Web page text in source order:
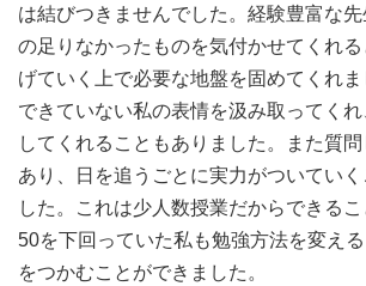
は結びつきませんでした。経験豊富な
の足りなかったものを気付かせてくれ
げていく上で必要な地盤を固めてくれ
できていない私の表情を汲み取ってく
してくれることもありました。また質
あり、日を追うごとに実力がついてい
した。これは少人数授業だからできる
50を下回っていた私も勉強方法を変え
をつかむことができました。